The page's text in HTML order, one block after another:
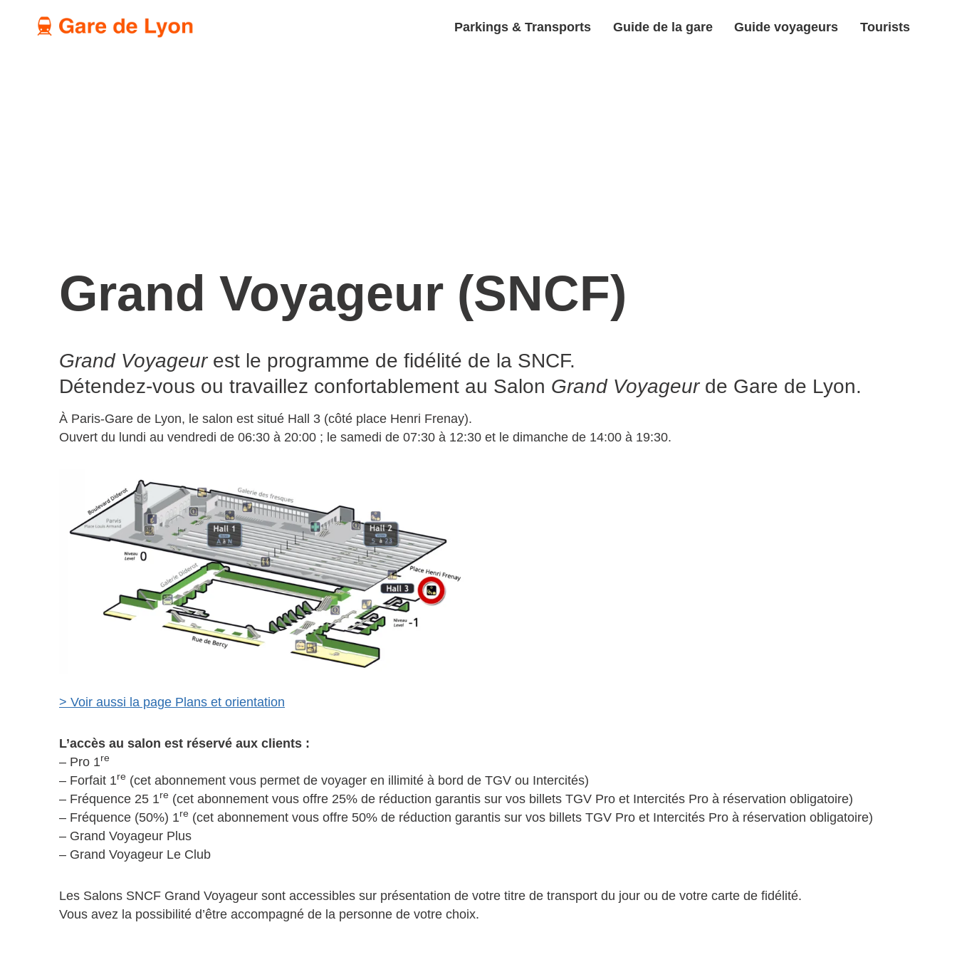
Parkings & Transports Guide de la gare Guide voyageurs Tourists
Grand Voyageur (SNCF)
Grand Voyageurest le programme de fidélité de la SNCF.
Détendez-vous ou travaillez confortablement au Salon Grand Voyageurde Gare de Lyon.
À Paris-Gare de Lyon, le salon est situé Hall 3 (côté place Henri Frenay).
Ouvert du lundi au vendredi de 06:30 à 20:00 ; le samedi de 07:30 à 12:30 et le dimanche de 14:00 à 19:30.
> Voir aussi la page Plans et orientation
L’accès au salon est réservé aux clients :
– Pro 1re
– Forfait 1re (cet abonnement vous permet de voyager en illimité à bord de TGV ou Intercités)
– Fréquence 25 1re (cet abonnement vous offre 25% de réduction garantis sur vos billets TGV Pro et Intercités Pro à réservation obligatoire)
– Fréquence (50%) 1re (cet abonnement vous offre 50% de réduction garantis sur vos billets TGV Pro et Intercités Pro à réservation obligatoire)
– Grand Voyageur Plus
– Grand Voyageur Le Club
Les Salons SNCF Grand Voyageur sont accessibles sur présentation de votre titre de transport du jour ou de votre carte de fidélité.
Vous avez la possibilité d’être accompagné de la personne de votre choix.